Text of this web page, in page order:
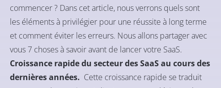
commencer ? Dans cet article, nous verrons quels sont
les éléments à privilégier pour une réussite à long terme
et comment éviter les erreurs. Nous allons partager avec
vous 7 choses à savoir avant de lancer votre SaaS.
Croissance rapide du secteur des SaaS au cours des
dernières années. Cette croissance rapide se traduit